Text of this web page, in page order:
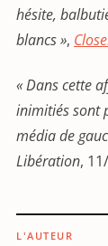
hésite,
blancs »,
«Dans cette
inimitiés sont
média de
Libération,
L'AUTEUR